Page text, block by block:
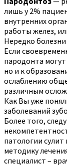
лишь у 2%
внутренних
работы желез,
Нередко
Если
пародонта
но и к
ослаблению
различным
Как Вы уже
заболеваний
Более того,
патологии
методику
специалист –